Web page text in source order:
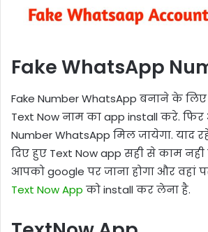
Fake WhatsApp
Fake Number WhatsApp बनाने के
Text Now नाम का app install करे.
Number WhatsApp मिल जायेगा. याद
दिए हुए Text Now app सही से काम
आपको google पर जाना होगा और वहां
Text Now App को install कर लेना है.